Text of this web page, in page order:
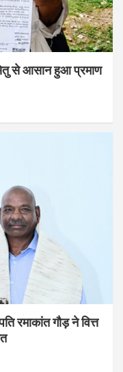
से आसान हुआ प्रमाण
रमाकांत गौड़ ने वित्त